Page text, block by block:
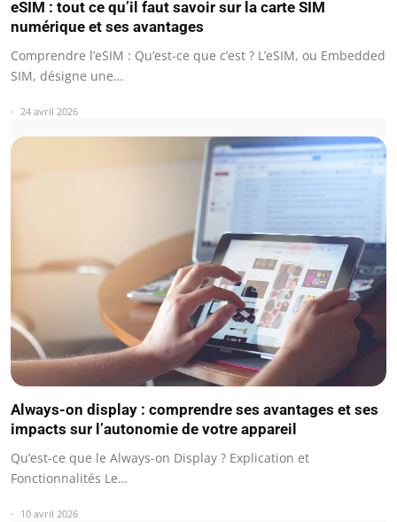
eSIM : tout ce qu’il faut savoir sur la carte SIM
numérique et ses avantages
Comprendre l’eSIM : Qu’est-ce que c’est ? L’eSIM, ou Embedded
SIM, désigne une…
24 avril 2026
Always-on display : comprendre ses avantages et ses
impacts sur l’autonomie de votre appareil
Qu’est-ce que le Always-on Display ? Explication et
Fonctionnalités Le…
10 avril 2026